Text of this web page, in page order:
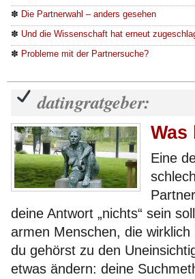
✽ Die Partnerwahl – anders gesehen
✽ Und die Wissenschaft hat erneut
✽ Probleme mit der Partnersuche?
datingratgeber:
Was
Eine
deine Antwort „nichts“ sein
armen Menschen, die
du gehörst zu den
etwas ändern: deine